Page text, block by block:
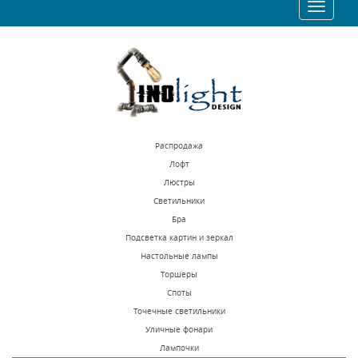
Toggle
Распродажа
Лофт
Люстры
Светильники
Бра
Подсветка картин и зеркал
Настольные лампы
Торшеры
Споты
Точечные светильники
Уличные фонари
Лампочки